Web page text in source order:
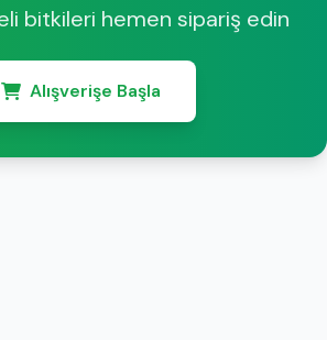
bitkileri hemen sipariş edin
Alışverişe Başla